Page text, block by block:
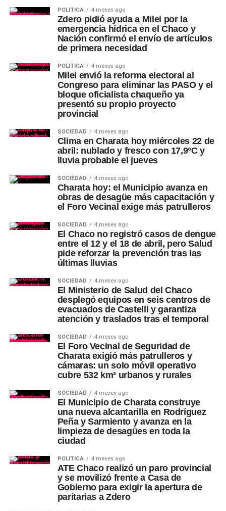
POLÍTICA 4 meses ago
Zdero pidió ayuda a Milei por la
emergencia hídrica en el Chaco y
Nación confirmó el envío de artículos
de primera necesidad
POLÍTICA 4 meses ago
Milei envió la reforma electoral al
Congreso para eliminar las PASO y el
bloque oficialista chaqueño ya
presentó su propio proyecto
provincial
SOCIEDAD 4 meses ago
Clima en Charata hoy miércoles 22 de
abril: nublado y fresco con 17,9°C y
lluvia probable el jueves
SOCIEDAD 4 meses ago
Charata hoy: el Municipio avanza en
obras de desagüe más capacitación y
el Foro Vecinal exige más patrulleros
SOCIEDAD 4 meses ago
El Chaco no registró casos de dengue
entre el 12 y el 18 de abril, pero Salud
pide reforzar la prevención tras las
últimas lluvias
SOCIEDAD 4 meses ago
El Ministerio de Salud del Chaco
desplegó equipos en seis centros de
evacuados de Castelli y garantiza
atención y traslados tras el temporal
SOCIEDAD 4 meses ago
El Foro Vecinal de Seguridad de
Charata exigió más patrulleros y
cámaras: un solo móvil operativo
cubre 532 km² urbanos y rurales
SOCIEDAD 4 meses ago
El Municipio de Charata construye
una nueva alcantarilla en Rodríguez
Peña y Sarmiento y avanza en la
limpieza de desagües en toda la
ciudad
POLÍTICA 4 meses ago
ATE Chaco realizó un paro provincial
y se movilizó frente a Casa de
Gobierno para exigir la apertura de
paritarias a Zdero